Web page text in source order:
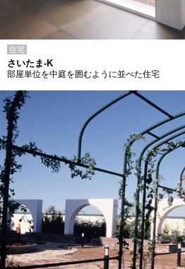
住宅
さいたま-K
部屋単位を中庭を囲むように並べた住宅